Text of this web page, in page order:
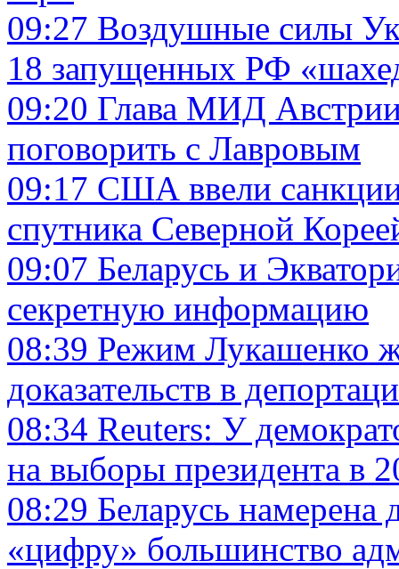
09:27 Воздушные силы
18 запущенных РФ
09:20 Глава МИД
поговорить с Лавровым
09:17 США ввели санкции
спутника Северной
09:07 Беларусь и
секретную информацию
08:39 Режим Лукашенко
доказательств в
08:34 Reuters: У
на выборы президента в
08:29 Беларусь намерена
«цифру» большинство